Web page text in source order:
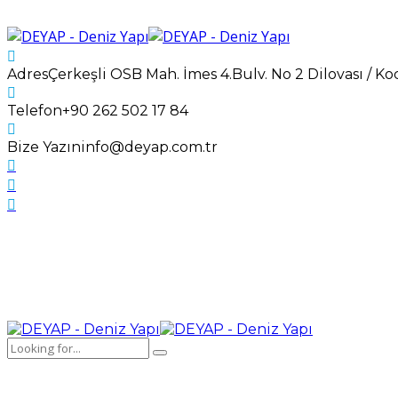
AdresÇerkeşli OSB Mah. İmes 4.Bulv. No 2 Dilovası /
Telefon+90 262 502 17 84
Bize Yazıninfo@deyap.com.tr